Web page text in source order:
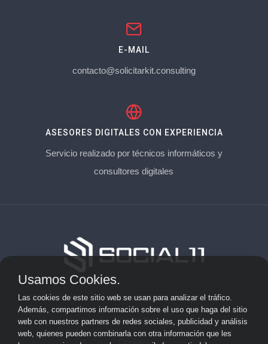
E-MAIL
contacto@solicitarkit.consulting
ASESORES DIGITALES CON EXPERIENCIA
Servicio realizado por técnicos informáticos y
consultores digitales
Aviso Legal
Privacidad
Usamos Cookies.
Las cookies de este sitio web se usan para analizar el tráfico.
Además, compartimos información sobre el uso que haga del sitio
web con nuestros partners de redes sociales, publicidad y análisis
web, quienes pueden combinarla con otra información que les